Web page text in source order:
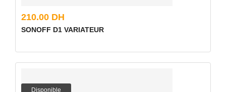
210.00 DH
SONOFF D1 VARIATEUR
Disponible